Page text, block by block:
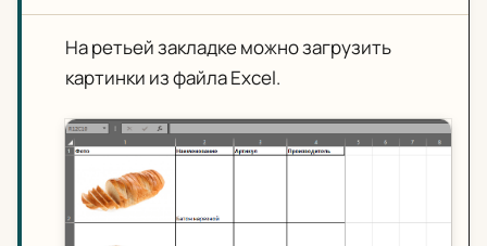
На ретьей закладке можно загрузить
картинки из файла Excel.